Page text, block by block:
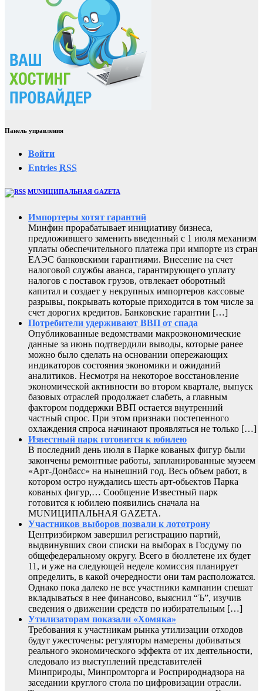
Панель управления
Войти
Entries RSS
MUNИЦИПАЛЬНАЯ GAZЕТА
Импортеры хотят гарантий
Минфин прорабатывает инициативу бизнеса,
предложившего заменить введенный с 1 июля механизм
уплаты обеспечительного платежа при импорте из стран
ЕАЭС банковскими гарантиями. Внесение на счет
налоговой службы аванса, гарантирующего уплату
налогов с поставок грузов, отвлекает оборотный
капитал и создает у некрупных импортеров кассовые
разрывы, покрывать которые приходится в том числе за
счет дорогих кредитов. Банковские гарантии […]
Потребители удерживают ВВП от спада
Опубликованные ведомствами макроэкономические
данные за июнь подтвердили выводы, которые ранее
можно было сделать на основании опережающих
индикаторов состояния экономики и ожиданий
аналитиков. Несмотря на некоторое восстановление
экономической активности во втором квартале, выпуск
базовых отраслей продолжает слабеть, а главным
фактором поддержки ВВП остается внутренний
частный спрос. При этом признаки постепенного
охлаждения спроса начинают проявляться не только […]
Известный парк готовится к юбилею
В последний день июля в Парке кованых фигур были
закончены ремонтные работы, запланированные музеем
«Арт-Донбасс» на нынешний год. Весь объем работ, в
котором остро нуждались шесть арт-обьектов Парка
кованых фигур,… Сообщение Известный парк
готовится к юбилею появились сначала на
MUNИЦИПАЛЬНАЯ GAZЕТА.
Участников выборов позвали к лототрону
Центризбирком завершил регистрацию партий,
выдвинувших свои списки на выборах в Госдуму по
общефедеральному округу. Всего в бюллетене их будет
11, и уже на следующей неделе комиссия планирует
определить, в какой очередности они там расположатся.
Однако пока далеко не все участники кампании спешат
вкладываться в нее финансово, выяснил “Ъ”, изучив
сведения о движении средств по избирательным […]
Утилизаторам показали «Хомяка»
Требования к участникам рынка утилизации отходов
будут ужесточены: регуляторы намерены добиваться
реального экономического эффекта от их деятельности,
следовало из выступлений представителей
Минприроды, Минпромторга и Росприроднадзора на
заседании круглого стола по цифровизации отрасли.